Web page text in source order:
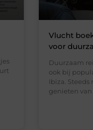
Vlucht
voor
Duurzaam
ook bij
Ibiza.
genieten van